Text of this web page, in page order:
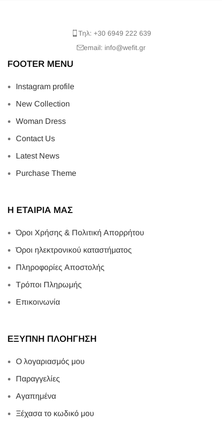
Τηλ: +30 6949 222 639
email: info@wefit.gr
FOOTER MENU
Instagram profile
New Collection
Woman Dress
Contact Us
Latest News
Purchase Theme
Η ΕΤΑΙΡΙΑ ΜΑΣ
Όροι Χρήσης & Πολιτική Απορρήτου
Όροι ηλεκτρονικού καταστήματος
Πληροφορίες Αποστολής
Τρόποι Πληρωμής
Επικοινωνία
ΕΞΥΠΝΗ ΠΛΟΗΓΗΣΗ
Ο λογαριασμός μου
Παραγγελίες
Αγαπημένα
Ξέχασα το κωδικό μου